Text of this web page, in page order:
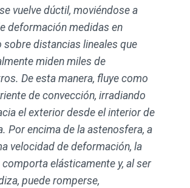
vuelve dúctil, moviéndose a
deformación medidas en
sobre distancias lineales que
miden miles de
De esta manera, fluye como
de convección, irradiando
el exterior desde el interior de
Por encima de la astenosfera, a
velocidad de deformación, la
elásticamente y, al ser
puede romperse,